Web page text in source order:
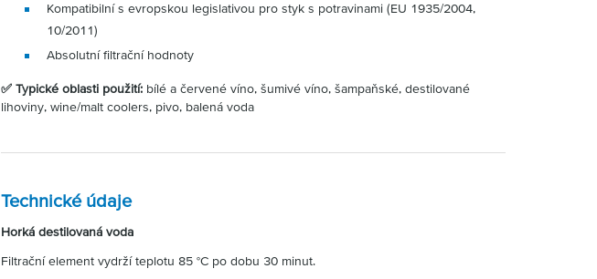
Kompatibilní s evropskou legislativou pro styk s potravinami (EU 1935/2004,
10/2011)
Absolutní filtrační hodnoty
✅ Typické oblasti použití: bílé a červené víno, šumivé víno, šampaňské, destilované
lihoviny, wine/malt coolers, pivo, balená voda
Technické údaje
Horká destilovaná voda
Filtrační element vydrží teplotu 85 °C po dobu 30 minut.